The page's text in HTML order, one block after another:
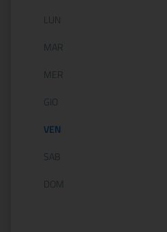
Orario di
LUN
MAR
MER
GIO
VEN
SAB
DOM